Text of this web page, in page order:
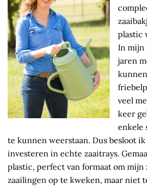
plastic
In mijn
jaren
veel
keer
enkele
te kunnen weerstaan. Dus besloot
investeren in echte zaaitrays.
plastic, perfect van formaat om mijn
zaailingen op te kweken, maar niet